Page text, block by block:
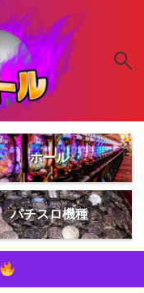
ホール
パチスロ機種